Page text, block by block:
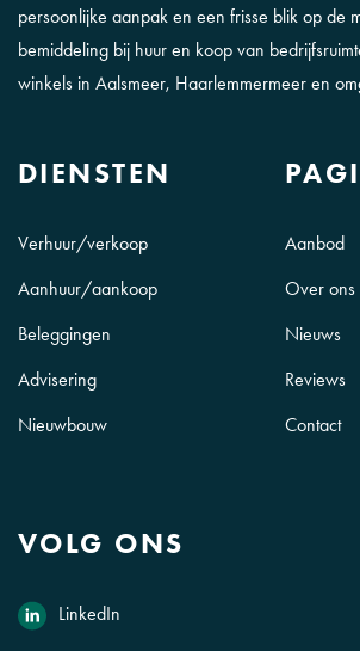
persoonlijke aanpak en een frisse blik op de
bemiddeling bij huur en koop van
winkels in Aalsmeer, Haarlemmermeer en
DIENSTEN
Verhuur/verkoop
Aanhuur/aankoop
Beleggingen
Advisering
Nieuwbouw
Aanbod
Over ons
Nieuws
Reviews
Contact
VOLG ONS
LinkedIn